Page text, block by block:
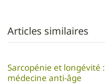
Articles similaires
Sarcopénie et longévité
médecine anti-âge